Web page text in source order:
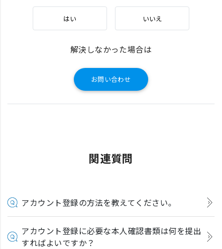
はい いいえ
解決しなかった場合は
お問い合わせ
関連質問
アカウント登録の方法を教えてください。
アカウント登録に必要な本人確認書類は何を提出
すればよいですか？